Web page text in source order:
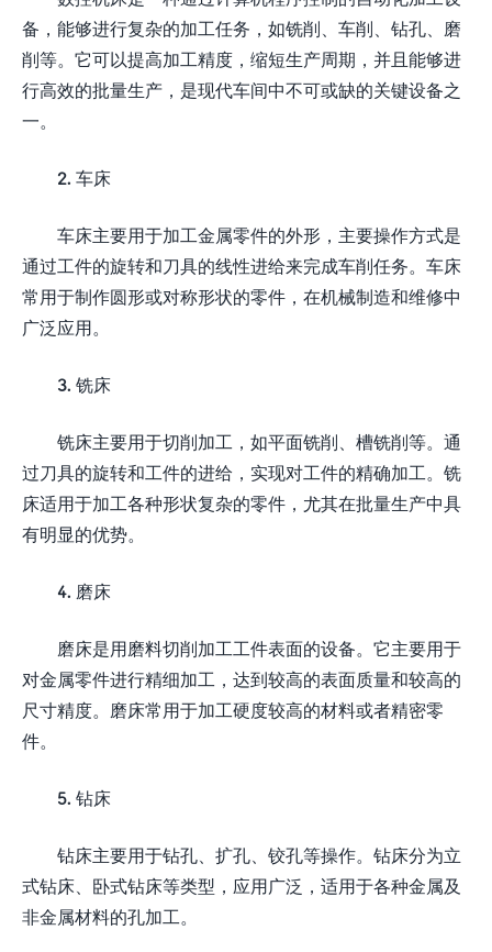
备，能够进行复杂的加工任务，如铣削、车削、钻孔、磨
削等。它可以提高加工精度，缩短生产周期，并且能够进
行高效的批量生产，是现代车间中不可或缺的关键设备之
一。
2. 车床
车床主要用于加工金属零件的外形，主要操作方式是
通过工件的旋转和刀具的线性进给来完成车削任务。车床
常用于制作圆形或对称形状的零件，在机械制造和维修中
广泛应用。
3. 铣床
铣床主要用于切削加工，如平面铣削、槽铣削等。通
过刀具的旋转和工件的进给，实现对工件的精确加工。铣
床适用于加工各种形状复杂的零件，尤其在批量生产中具
有明显的优势。
4. 磨床
磨床是用磨料切削加工工件表面的设备。它主要用于
对金属零件进行精细加工，达到较高的表面质量和较高的
尺寸精度。磨床常用于加工硬度较高的材料或者精密零
件。
5. 钻床
钻床主要用于钻孔、扩孔、铰孔等操作。钻床分为立
式钻床、卧式钻床等类型，应用广泛，适用于各种金属及
非金属材料的孔加工。